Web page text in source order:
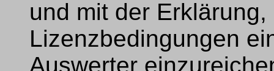
und mit der
Lizenzbedingungen
Auswerter